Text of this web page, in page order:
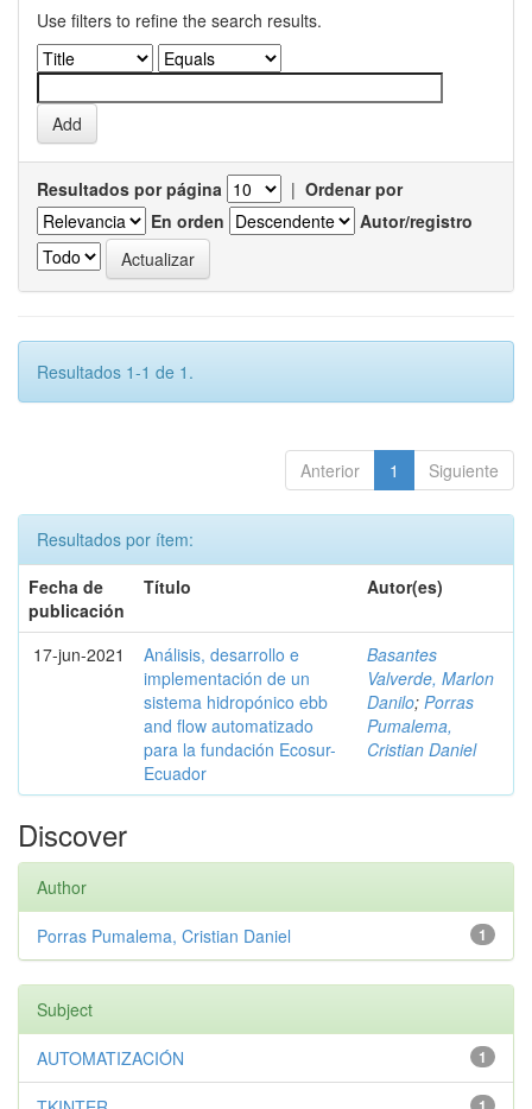
Use filters to refine the search results.
Resultados por página | Ordenar por
En orden
Autor/registro
Resultados 1-1 de 1.
Anterior 1 Siguiente
Resultados por ítem:
Fecha de
publicación
Título Autor(es)
17-jun-2021
Análisis, desarrollo e
implementación de un
sistema hidropónico ebb
and flow automatizado
para la fundación Ecosur-
Ecuador
Basantes
Valverde, Marlon
Danilo; Porras
Pumalema,
Cristian Daniel
Discover
Author
1
Porras Pumalema, Cristian Daniel
Subject
1
AUTOMATIZACIÓN